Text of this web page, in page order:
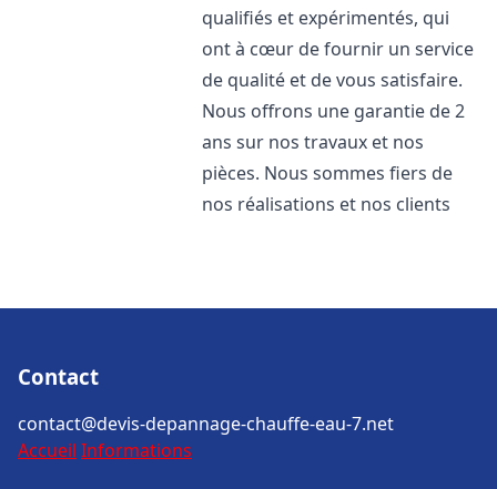
qualifiés et expérimentés, qui
ont à cœur de fournir un service
de qualité et de vous satisfaire.
Nous offrons une garantie de 2
ans sur nos travaux et nos
pièces. Nous sommes fiers de
nos réalisations et nos clients
Contact
contact@devis-depannage-chauffe-eau-7.net
Accueil Informations